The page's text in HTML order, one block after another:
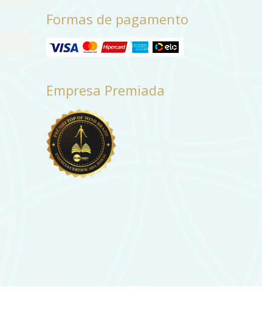
Formas de pagamento
Empresa Premiada